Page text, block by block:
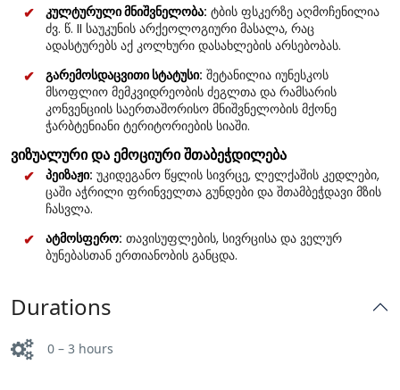
კულტურული მნიშვნელობა: ტბის ფსკერზე აღმოჩენილია
ძვ. წ. II საუკუნის არქეოლოგიური მასალა, რაც
ადასტურებს აქ კოლხური დასახლების არსებობას.
გარემოსდაცვითი სტატუსი: შეტანილია იუნესკოს
მსოფლიო მემკვიდრეობის ძეგლთა და რამსარის
კონვენციის საერთაშორისო მნიშვნელობის მქონე
ჭარბტენიანი ტერიტორიების სიაში.
ვიზუალური და ემოციური შთაბეჭდილება
პეიზაჟი: უკიდეგანო წყლის სივრცე, ლელქაშის კედლები,
ცაში აჭრილი ფრინველთა გუნდები და შთამბეჭდავი მზის
ჩასვლა.
ატმოსფერო: თავისუფლების, სივრცისა და ველურ
ბუნებასთან ერთიანობის განცდა.
Durations
0 – 3 hours